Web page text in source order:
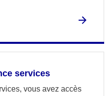
services
vous avez accès